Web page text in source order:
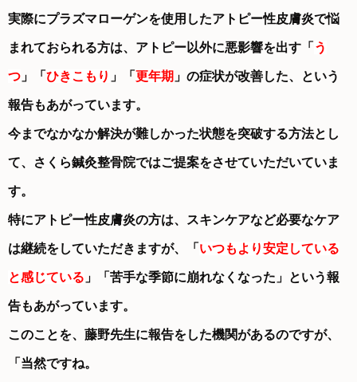
実際にプラズマローゲンを使用したアトピー性皮膚炎で悩
まれておられる方は、アトピー以外に悪影響を出す「 う
つ 」「 ひきこもり 」「 更年期 」の症状が改善した、という
報告もあがっています。
今までなかなか解決が難しかった状態を突破する方法とし
て、さくら鍼灸整骨院ではご提案をさせていただいていま
す。
特にアトピー性皮膚炎の方は、スキンケアなど必要なケア
は継続をしていただきますが、「 いつもより安定している
と感じている 」「苦手な季節に崩れなくなった」という報
告もあがっています。
このことを、藤野先生に報告をした機関があるのですが、
「当然ですね。